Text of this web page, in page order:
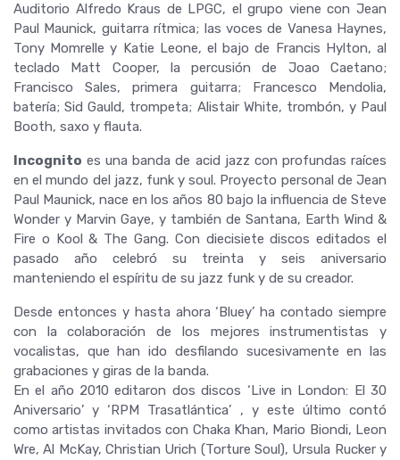
Auditorio Alfredo Kraus de LPGC, el grupo viene con Jean
Paul Maunick, guitarra rítmica; las voces de Vanesa Haynes,
Tony Momrelle y Katie Leone, el bajo de Francis Hylton, al
teclado Matt Cooper, la percusión de Joao Caetano;
Francisco Sales, primera guitarra; Francesco Mendolia,
batería; Sid Gauld, trompeta; Alistair White, trombón, y Paul
Booth, saxo y flauta.
Incognito es una banda de acid jazz con profundas raíces
en el mundo del jazz, funk y soul. Proyecto personal de Jean
Paul Maunick, nace en los años 80 bajo la influencia de Steve
Wonder y Marvin Gaye, y también de Santana, Earth Wind &
Fire o Kool & The Gang. Con diecisiete discos editados el
pasado año celebró su treinta y seis aniversario
manteniendo el espíritu de su jazz funk y de su creador.
Desde entonces y hasta ahora ‘Bluey’ ha contado siempre
con la colaboración de los mejores instrumentistas y
vocalistas, que han ido desfilando sucesivamente en las
grabaciones y giras de la banda.
En el año 2010 editaron dos discos ‘Live in London: El 30
Aniversario’ y ‘RPM Trasatlántica’ , y este último contó
como artistas invitados con Chaka Khan, Mario Biondi, Leon
Wre, Al McKay, Christian Urich (Torture Soul), Ursula Rucker y